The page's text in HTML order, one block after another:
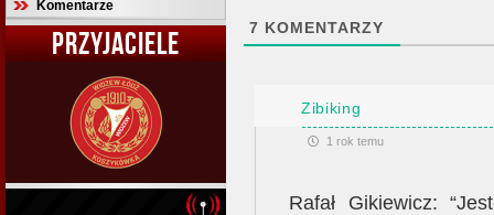
Komentarze
PRZYJACIELE 7 KOMENTARZY
Zibiking
1 rok temu
Rafał Gikiewicz: